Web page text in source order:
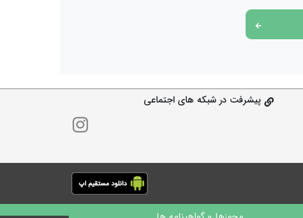
پیشرفت در شبکه های اجتماعی